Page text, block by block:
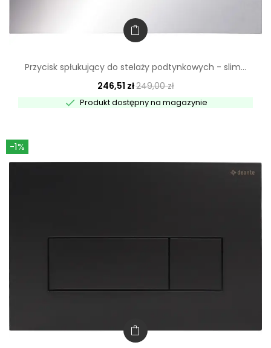
Przycisk spłukujący do stelaży podtynkowych - slim...
246,51 zł249,00 zł
 Produkt dostępny na magazynie
-1%